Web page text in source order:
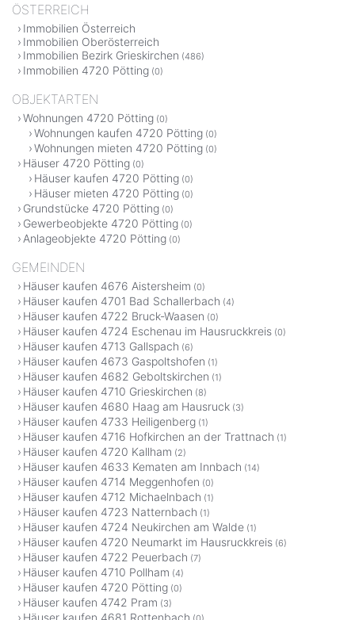
ÖSTERREICH
Immobilien Österreich
Immobilien Oberösterreich
Immobilien Bezirk Grieskirchen (486)
Immobilien 4720 Pötting (0)
OBJEKTARTEN
Wohnungen 4720 Pötting (0)
Wohnungen kaufen 4720 Pötting (0)
Wohnungen mieten 4720 Pötting (0)
Häuser 4720 Pötting (0)
Häuser kaufen 4720 Pötting (0)
Häuser mieten 4720 Pötting (0)
Grundstücke 4720 Pötting (0)
Gewerbeobjekte 4720 Pötting (0)
Anlageobjekte 4720 Pötting (0)
GEMEINDEN
Häuser kaufen 4676 Aistersheim (0)
Häuser kaufen 4701 Bad Schallerbach (4)
Häuser kaufen 4722 Bruck-Waasen (0)
Häuser kaufen 4724 Eschenau im Hausruckkreis (0)
Häuser kaufen 4713 Gallspach (6)
Häuser kaufen 4673 Gaspoltshofen (1)
Häuser kaufen 4682 Geboltskirchen (1)
Häuser kaufen 4710 Grieskirchen (8)
Häuser kaufen 4680 Haag am Hausruck (3)
Häuser kaufen 4733 Heiligenberg (1)
Häuser kaufen 4716 Hofkirchen an der Trattnach (1)
Häuser kaufen 4720 Kallham (2)
Häuser kaufen 4633 Kematen am Innbach (14)
Häuser kaufen 4714 Meggenhofen (0)
Häuser kaufen 4712 Michaelnbach (1)
Häuser kaufen 4723 Natternbach (1)
Häuser kaufen 4724 Neukirchen am Walde (1)
Häuser kaufen 4720 Neumarkt im Hausruckkreis (6)
Häuser kaufen 4722 Peuerbach (7)
Häuser kaufen 4710 Pollham (4)
Häuser kaufen 4720 Pötting (0)
Häuser kaufen 4742 Pram (3)
Häuser kaufen 4681 Rottenbach